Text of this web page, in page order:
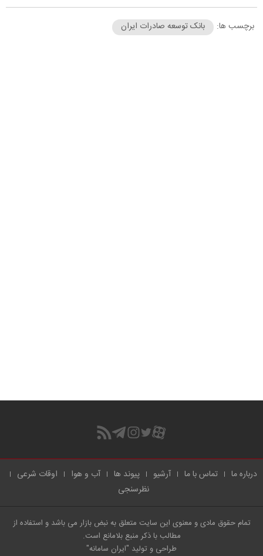
برچسب ها: بانک توسعه صادرات ایران
درباره ما تماس با ما آرشیو پیوند ها آب و هوا
اوقات شرعی
نظرسنجی
تمام حقوق مادی و معنوی این سایت متعلق به نبض بازار می باشد و استفاده از
مطالب با ذکر منبع بلامانع است.
طراحی و تولید "ایران سامانه"